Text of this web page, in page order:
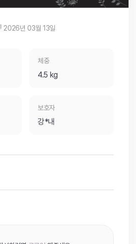
2026년 03월 13일
체중
4.5 kg
보호자
강*내